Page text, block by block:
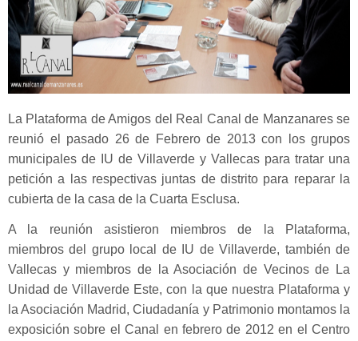
La Plataforma de Amigos del Real Canal de Manzanares se
reunió el pasado 26 de Febrero de 2013 con los grupos
municipales de IU de Villaverde y Vallecas para tratar una
petición a las respectivas juntas de distrito para reparar la
cubierta de la casa de la Cuarta Esclusa.
A la reunión asistieron miembros de la Plataforma,
miembros del grupo local de IU de Villaverde, también de
Vallecas y miembros de la Asociación de Vecinos de La
Unidad de Villaverde Este, con la que nuestra Plataforma y
la Asociación Madrid, Ciudadanía y Patrimonio montamos la
exposición sobre el Canal en febrero de 2012 en el Centro